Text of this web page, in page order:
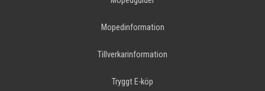
Mopedinformation
Tillverkarinformation
Tryggt E-köp